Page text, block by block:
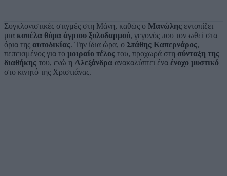
Συγκλονιστικές στιγμές στη Μάνη, καθώς ο Μανώλης εντοπίζει
μια κοπέλα θύμα άγριου ξυλοδαρμού, γεγονός που τον ωθεί στα
όρια της αυτοδικίας. Την ίδια ώρα, ο Στάθης Καπερνάρος,
πεπεισμένος για το μοιραίο τέλος του, προχωρά στη σύνταξη της
διαθήκης του, ενώ η Αλεξάνδρα ανακαλύπτει ένα ένοχο μυστικό
στο κινητό της Χριστιάνας.